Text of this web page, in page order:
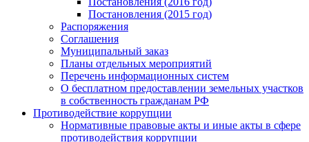
Постановления (2015 год)
Распоряжения
Соглашения
Муниципальный заказ
Планы отдельных мероприятий
Перечень информационных систем
О бесплатном предоставлении земельных участков
в собственность гражданам РФ
Противодействие коррупции
Нормативные правовые акты и иные акты в сфере
противодействия коррупции